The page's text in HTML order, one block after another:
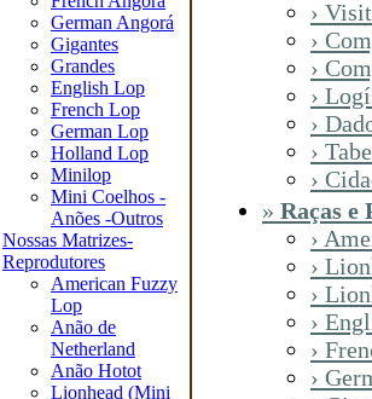
German Angorá
Gigantes
Grandes
English Lop
French Lop
German Lop
Holland Lop
Minilop
Mini Coelhos -
Anões -Outros
Nossas Matrizes-
Reprodutores
American Fuzzy
Lop
Anão de
Netherland
Anão Hotot
Lionhead (Mini
›
›
›
›
›
›
›
» Raças e
›
›
›
›
›
›